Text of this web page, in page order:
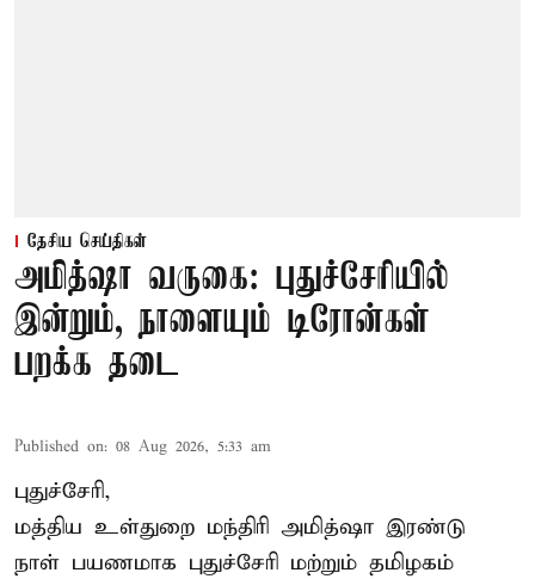
தேசிய செய்திகள்
அமித்ஷா வருகை: புதுச்சேரியில்
இன்றும், நாளையும் டிரோன்கள்
பறக்க தடை
Published on: 08 Aug 2026, 5:33 am
புதுச்சேரி,
மத்திய உள்துறை மந்திரி அமித்ஷா இரண்டு
நாள் பயணமாக புதுச்சேரி மற்றும் தமிழகம்